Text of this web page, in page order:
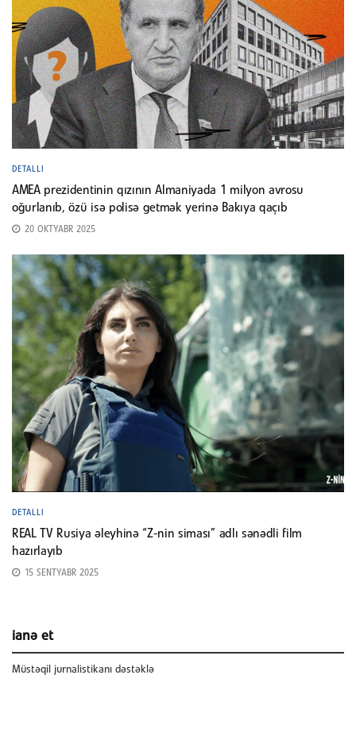
DETALLI
AMEA prezidentinin qızının Almaniyada 1 milyon avrosu
oğurlanıb, özü isə polisə getmək yerinə Bakıya qaçıb
20 OKTYABR 2025
DETALLI
REAL TV Rusiya əleyhinə “Z-nin siması” adlı sənədli film
hazırlayıb
15 SENTYABR 2025
ianə et
Müstəqil jurnalistikanı dəstəklə